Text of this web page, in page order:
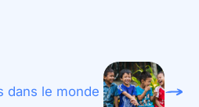
dans le monde